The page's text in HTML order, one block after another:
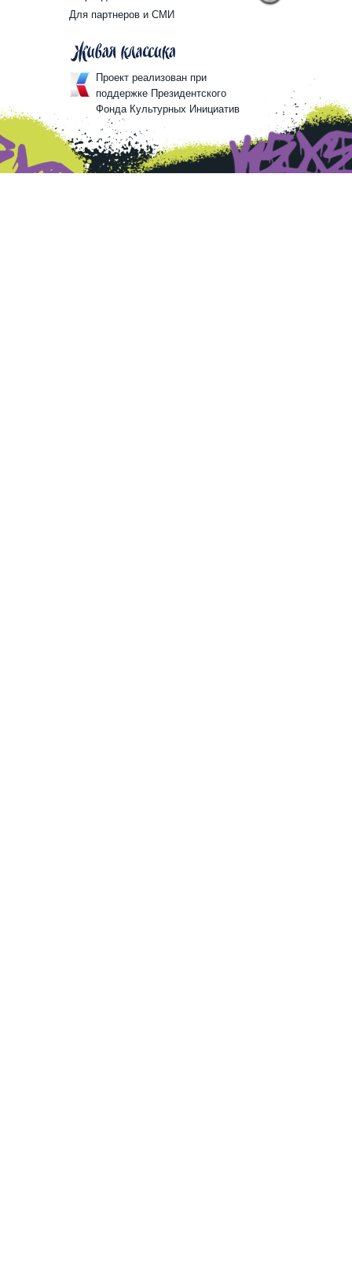
Проект реализован при
поддержке Президентского
Фонда Культурных Инициатив
Для партнеров и СМИ